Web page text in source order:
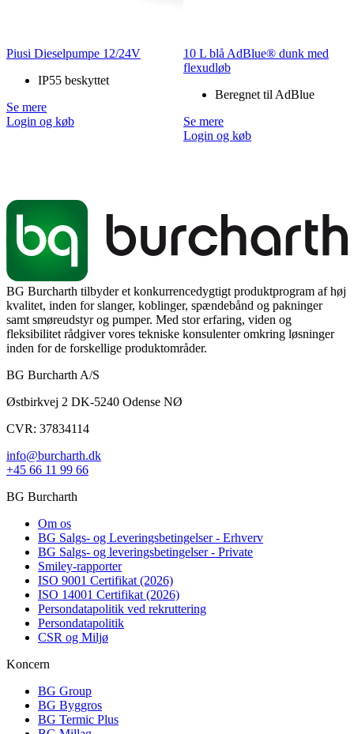
Piusi Dieselpumpe 12/24V
IP55 beskyttet
Se mere
Login og køb
10 L blå AdBlue® dunk med
flexudløb
Beregnet til AdBlue
Se mere
Login og køb
BG Burcharth tilbyder et konkurrencedygtigt produktprogram af høj
kvalitet, inden for slanger, koblinger, spændebånd og pakninger
samt smøreudstyr og pumper. Med stor erfaring, viden og
fleksibilitet rådgiver vores tekniske konsulenter omkring løsninger
inden for de forskellige produktområder.
BG Burcharth A/S
Østbirkvej 2 DK-5240 Odense NØ
CVR: 37834114
info@burcharth.dk
+45 66 11 99 66
BG Burcharth
Om os
BG Salgs- og Leveringsbetingelser - Erhverv
BG Salgs- og leveringsbetingelser - Private
Smiley-rapporter
ISO 9001 Certifikat (2026)
ISO 14001 Certifikat (2026)
Persondatapolitik ved rekruttering
Persondatapolitik
CSR og Miljø
Koncern
BG Group
BG Byggros
BG Termic Plus